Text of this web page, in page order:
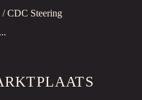
CDC Steering